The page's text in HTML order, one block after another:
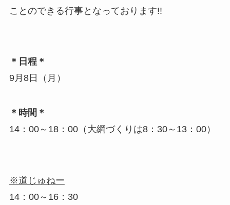
ことのできる行事となっております!!
＊日程＊
9月8日（月）
＊時間＊
14：00～18：00（大綱づくりは8：30～13：00）
※道じゅねー
14：00～16：30